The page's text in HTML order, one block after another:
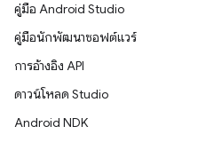
คู่มือ Android Studio
คู่มือนักพัฒนาซอฟต์แวร์
การอ้างอิง API
ดาวน์โหลด Studio
Android NDK